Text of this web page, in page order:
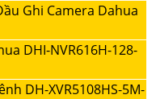
Ghi Camera Dahua
DHI-NVR616H-128-
DH-XVR5108HS-5M-